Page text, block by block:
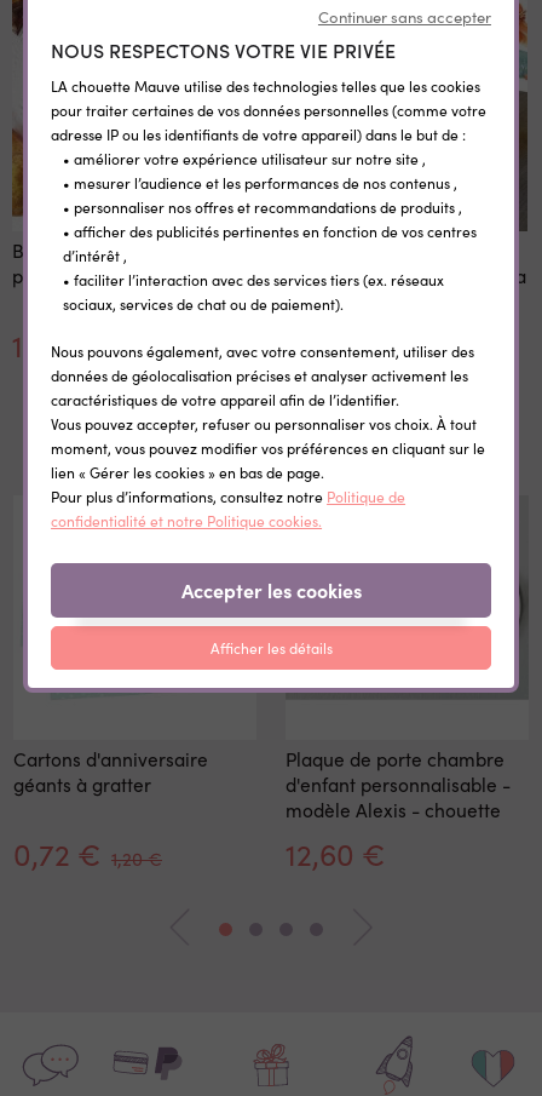
Boîte à goûter
personnalisée Licorne
14,10 €
Sirène - "Stop galère" par la
chouette mauve
11,00 €
Dans la même catégorie
-40%
Cartons d'anniversaire
géants à gratter
0,72 € 1,20 €
Plaque de porte chambre
d'enfant personnalisable -
modèle Alexis - chouette
12,60 €
Continuer sans accepter
NOUS RESPECTONS VOTRE VIE PRIVÉE
LA chouette Mauve utilise des technologies telles que les cookies
pour traiter certaines de vos données personnelles (comme votre
adresse IP ou les identifiants de votre appareil) dans le but de :
• améliorer votre expérience utilisateur sur notre site ,
• mesurer l’audience et les performances de nos contenus ,
• personnaliser nos offres et recommandations de produits ,
• afficher des publicités pertinentes en fonction de vos centres
d’intérêt ,
• faciliter l’interaction avec des services tiers (ex. réseaux
sociaux, services de chat ou de paiement).
Nous pouvons également, avec votre consentement, utiliser des
données de géolocalisation précises et analyser activement les
caractéristiques de votre appareil afin de l’identifier.
Vous pouvez accepter, refuser ou personnaliser vos choix. À tout
moment, vous pouvez modifier vos préférences en cliquant sur le
lien « Gérer les cookies » en bas de page.
Pour plus d’informations, consultez notre Politique de
confidentialité et notre Politique cookies.
Accepter les cookies
Afficher les détails